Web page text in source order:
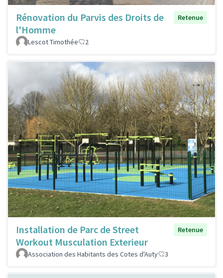
Rénovation du Parvis des Droits de
l'Homme
Retenue
Lescot Timothée 2
Installation de Parc de Street
Workout Musculation Exterieur
Retenue
Association des Habitants des Cotes d'Auty 3